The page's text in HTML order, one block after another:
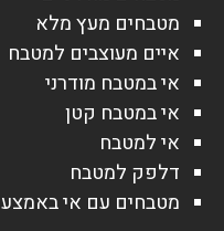
מטבחים מעץ מלא
איים מעוצבים למטבח
אי במטבח מודרני
אי במטבח קטן
אי למטבח
דלפק למטבח
מטבחים עם אי באמצע